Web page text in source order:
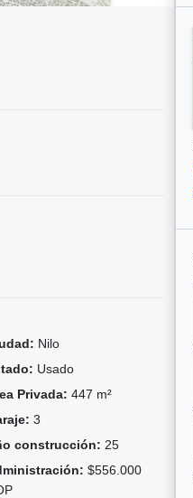
Nilo
Usado
Privada: 447 m²
3
construcción: 25
$556.000